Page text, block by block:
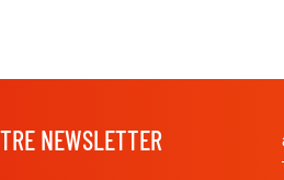
NEWSLETTER